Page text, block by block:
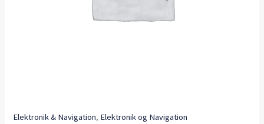
Elektronik & Navigation, Elektronik og Navigation